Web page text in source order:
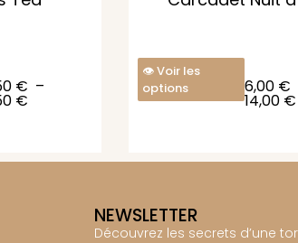
€ –
€
Voir les
options
6,00 €
14,00 €
NEWSLETTER
Découvrez les secrets d’une